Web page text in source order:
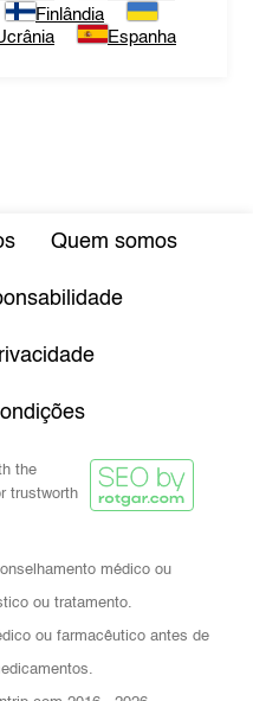
Finlândia
Espanha
Quem somos
the
trustworth
médico ou
ou tratamento.
ou farmacêutico antes de